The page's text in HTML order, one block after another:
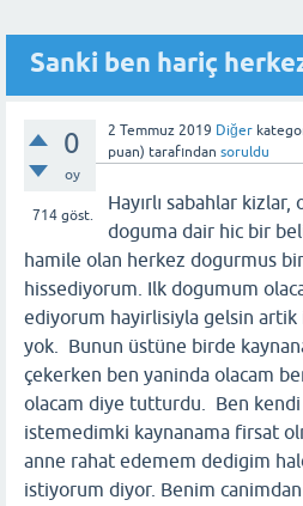
Sanki ben hariç
0
oy
714 göst.
2 Temmuz 2019 Diğer
puan) tarafından soruldu
Hayırlı sabahlar
doguma dair hic bir
hamile olan herkez dogurmus
hissediyorum. Ilk dogumum
ediyorum hayirlisiyla gelsin
yok. Bunun üstüne birde
çekerken ben yaninda olacam
olacam diye tutturdu. Ben
istemedimki kaynanama firsat
anne rahat edemem dedigim
istiyorum diyor. Benim